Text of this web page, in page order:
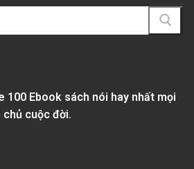
100 Ebook sách nói hay nhất mọi
cuộc đời.